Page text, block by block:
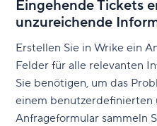
Eingehende Tickets
unzureichende
Erstellen Sie in Wrike ein
Felder für alle relevanten
Sie benötigen, um das
einem benutzerdefinierten
Anfrageformular sammeln